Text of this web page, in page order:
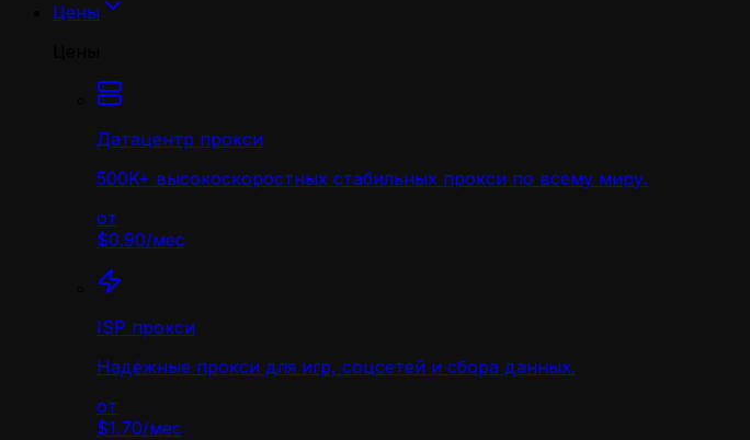
Цены
Датацентр прокси
500K+ высокоскоростных стабильных прокси по всему миру.
от
$0.90/мес
ISP прокси
Надёжные прокси для игр, соцсетей и сбора данных.
от
$1.70/мес